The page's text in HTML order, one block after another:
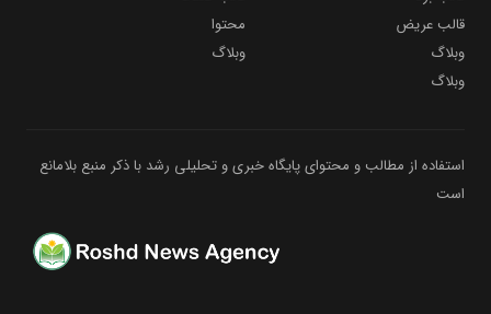
قالب عریض
محتوا
وبلاگ
وبلاگ
وبلاگ
استفاده از مطالب و محتوای پایگاه خبری و تحلیلی رشد با ذکر منبع بلامانع
است